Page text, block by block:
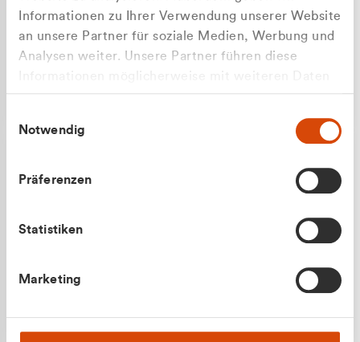
Informationen zu Ihrer Verwendung unserer Website
an unsere Partner für soziale Medien, Werbung und
Analysen weiter. Unsere Partner führen diese
gesammelt haben.
Notwendig
Präferenzen
Statistiken
Marketing
Apilash Balanesan